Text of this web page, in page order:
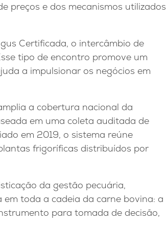
preços e dos mecanismos utilizados
Certificada, o intercâmbio de
tipo de encontro promove um
a impulsionar os negócios em
a cobertura nacional da
em uma coleta auditada de
em 2019, o sistema reúne
frigoríficas distribuídos por
da gestão pecuária,
toda a cadeia da carne bovina: a
para tomada de decisão,